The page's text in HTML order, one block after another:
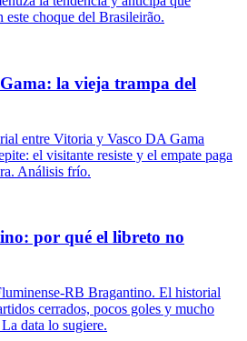
este choque del Brasileirão.
la vieja trampa del
entre Vitoria y Vasco DA Gama
el visitante resiste y el empate paga
Análisis frío.
por qué el libreto no
RB Bragantino. El historial
cerrados, pocos goles y mucho
data lo sugiere.